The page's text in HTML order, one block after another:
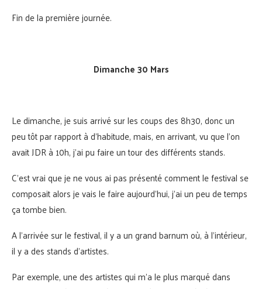
Fin de la première journée.
Dimanche 30 Mars
Le dimanche, je suis arrivé sur les coups des 8h30, donc un
peu tôt par rapport à d’habitude, mais, en arrivant, vu que l’on
avait JDR à 10h, j’ai pu faire un tour des différents stands.
C’est vrai que je ne vous ai pas présenté comment le festival se
composait alors je vais le faire aujourd’hui, j’ai un peu de temps
ça tombe bien.
A l’arrivée sur le festival, il y a un grand barnum où, à l’intérieur,
il y a des stands d’artistes.
Par exemple, une des artistes qui m’a le plus marqué dans